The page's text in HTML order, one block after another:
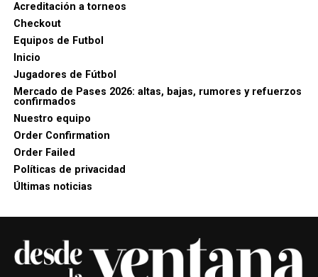
Acreditación a torneos
Checkout
Equipos de Futbol
Inicio
Jugadores de Fútbol
Mercado de Pases 2026: altas, bajas, rumores y refuerzos
confirmados
Nuestro equipo
Order Confirmation
Order Failed
Políticas de privacidad
Últimas noticias